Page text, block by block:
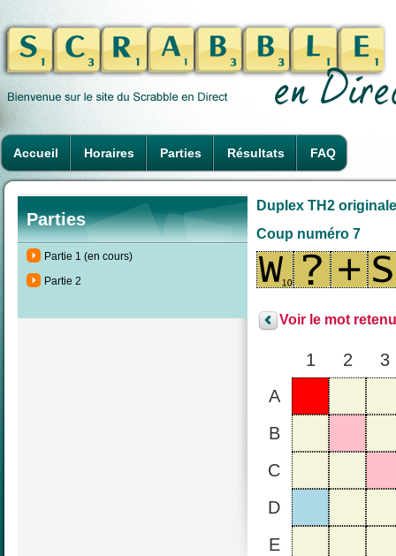
Accueil Horaires Parties Résultats FAQ
Parties
Partie 1 (en cours)
Partie 2
Duplex TH2
Coup numéro 7
Voir le mot
1 2
3
A
B
C
D
E